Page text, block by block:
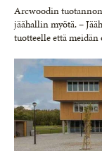
Arcwoodin
jäähallin myötä. –
tuotteelle että meidän